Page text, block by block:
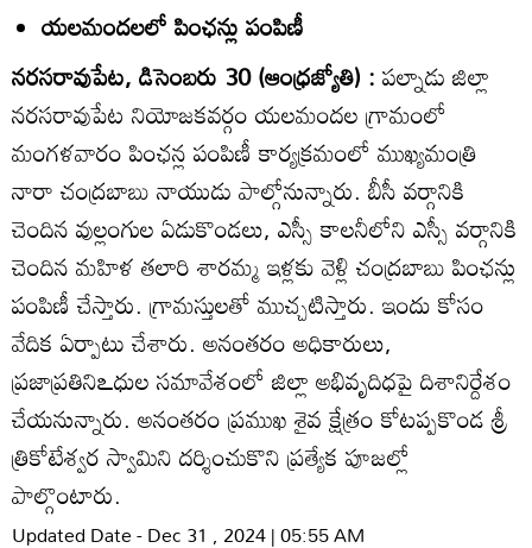
యలమందలలో పింఛన్లు పంపిణీ
నరసరావుపేట, డిసెంబరు 30 (ఆంధ్రజ్యోతి) :పల్నాడు జిల్లా
నరసరావుపేట నియోజకవర్గం యలమందల గ్రామంలో
మంగళవారం పింఛన్ల పంపిణీ కార్యక్రమంలో ముఖ్యమంత్రి
నారా చంద్రబాబు నాయుడు పాల్గోనున్నారు. బీసీ వర్గానికి
చెందిన వుల్లంగుల ఏడుకొండలు, ఎస్సీ కాలనీలోని ఎస్సీ వర్గానికి
చెందిన మహిళ తలారి శారమ్మ ఇళ్లకు వెళ్లి చంద్రబాబు పింఛన్లు
పంపిణీ చేస్తారు. గ్రామస్తులతో ముచ్చటిస్తారు. ఇందు కోసం
వేదిక ఏర్పాటు చేశారు. అనంతరం అధికారులు,
ప్రజాప్రతినిఽధుల సమావేశంలో జిల్లా అభివృదిధపై దిశానిర్దేశం
చేయనున్నారు. అనంతరం ప్రముఖ శైవ క్షేత్రం కోటప్పకొండ శ్రీ
త్రికోటేశ్వర స్వామిని దర్శించుకొని ప్రత్యేక పూజల్లో
పాల్గొంటారు.
Updated Date - Dec 31 , 2024 | 05:55 AM